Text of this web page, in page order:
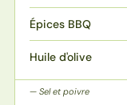
Épices BBQ
Huile d'olive
Sel et poivre